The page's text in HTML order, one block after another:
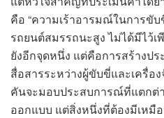
คือ “ความเร้าอารมณ์ในการขับ
รถยนต์สมรรถนะสูง ไม่ได้มีไว้เ
ยังอีกจุดหนึ่ง แต่คือการสร้างป
สื่อสารระหว่างผู้ขับขี่และเครื่อ
คันจะมอบประสบการณ์ที่แตกต่
ออกแบบ แต่สิ่งหนึ่งที่ต้องมีเหมื